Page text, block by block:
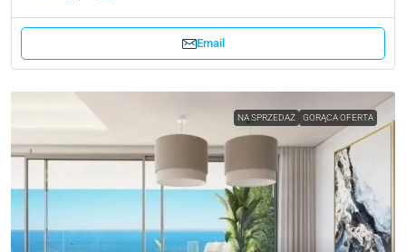
Email
NA SPRZEDAŻ GORĄCA OFERTA